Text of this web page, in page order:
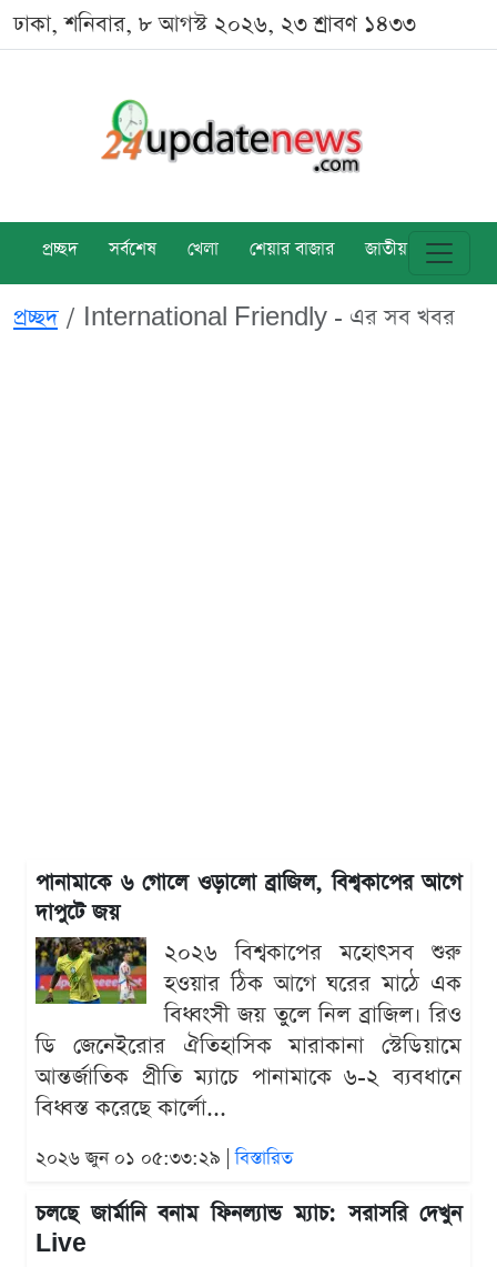
ঢাকা, শনিবার, ৮ আগস্ট ২০২৬, ২৩ শ্রাবণ ১৪৩৩
প্রচ্ছদ সর্বশেষ খেলা শেয়ার বাজার জাতীয় বিশ্ব
প্রচ্ছদ International Friendly - এর সব খবর
পানামাকে ৬ গোলে ওড়ালো ব্রাজিল, বিশ্বকাপের আগে
দাপুটে জয়
২০২৬ বিশ্বকাপের মহোৎসব শুরু
হওয়ার ঠিক আগে ঘরের মাঠে এক
বিধ্বংসী জয় তুলে নিল ব্রাজিল। রিও
ডি জেনেইরোর ঐতিহাসিক মারাকানা স্টেডিয়ামে
আন্তর্জাতিক প্রীতি ম্যাচে পানামাকে ৬-২ ব্যবধানে
বিধ্বস্ত করেছে কার্লো...
২০২৬ জুন ০১ ০৫:৩৩:২৯ |বিস্তারিত
চলছে জার্মানি বনাম ফিনল্যান্ড ম্যাচ: সরাসরি দেখুন
Live